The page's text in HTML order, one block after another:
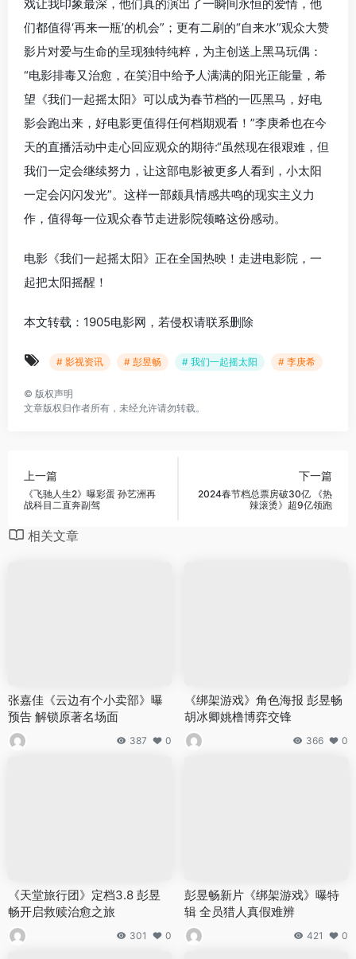
戏让我印象最深，他们真的演出了一瞬间永恒的爱情，他
们都值得‘再来一瓶’的机会”；更有二刷的“自来水”观众大赞
影片对爱与生命的呈现独特纯粹，为主创送上黑马玩偶：
“电影排毒又治愈，在笑泪中给予人满满的阳光正能量，希
望《我们一起摇太阳》可以成为春节档的一匹黑马，好电
影会跑出来，好电影更值得任何档期观看！”李庚希也在今
天的直播活动中走心回应观众的期待:“虽然现在很艰难，但
我们一定会继续努力，让这部电影被更多人看到，小太阳
一定会闪闪发光”。这样一部颇具情感共鸣的现实主义力
作，值得每一位观众春节走进影院领略这份感动。
电影《我们一起摇太阳》正在全国热映！走进电影院，一
起把太阳摇醒！
本文转载：1905电影网，若侵权请联系删除
# 影视资讯 # 彭昱畅 # 我们一起摇太阳 # 李庚希
© 版权声明
文章版权归作者所有，未经允许请勿转载。
上一篇
《飞驰人生2》曝彩蛋 孙艺洲再
战科目二直奔副驾
下一篇
2024春节档总票房破30亿 《热
辣滚烫》超9亿领跑
相关文章
张嘉佳《云边有个小卖部》曝
预告 解锁原著名场面
387 0
《绑架游戏》角色海报 彭昱畅
胡冰卿姚橹博弈交锋
366 0
《天堂旅行团》定档3.8 彭昱
畅开启救赎治愈之旅
301 0
彭昱畅新片《绑架游戏》曝特
辑 全员猎人真假难辨
421 0